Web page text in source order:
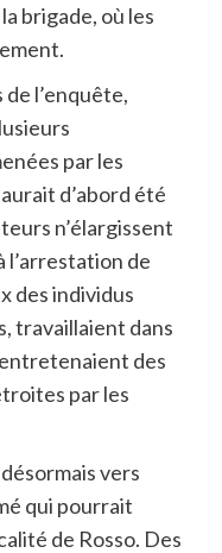
brigade, où les
l’enquête,
par les
d’abord été
n’élargissent
l’arrestation de
des individus
travaillaient dans
des
par les
vers
qui pourrait
de Rosso. Des